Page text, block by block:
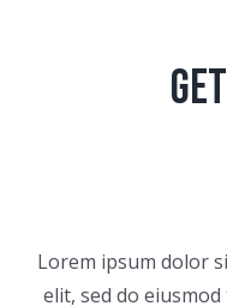
Lorem ipsum dolor
elit, sed do